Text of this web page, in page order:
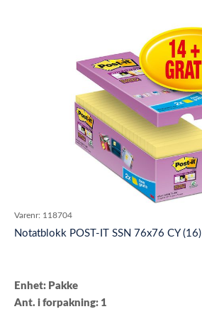
Varenr: 118704
Notatblokk POST-IT SSN 76x76 CY (16)
Enhet: Pakke
Ant. i forpakning: 1